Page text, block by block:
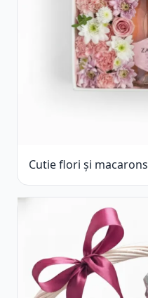
Cutie flori și macarons